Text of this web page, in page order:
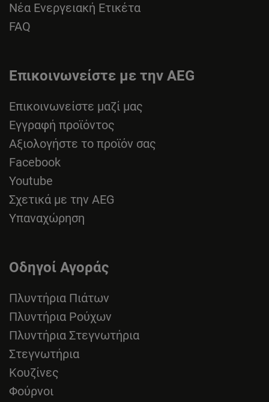
Νέα Ενεργειακή Ετικέτα
FAQ
Επικοινωνείστε με την AEG
Επικοινωνείστε μαζί μας
Εγγραφή προϊόντος
Αξιολογήστε το προϊόν σας
Facebook
Youtube
Σχετικά με την AEG
Υπαναχώρηση
Οδηγοί Αγοράς
Πλυντήρια Πιάτων
Πλυντήρια Ρούχων
Πλυντήρια Στεγνωτήρια
Στεγνωτήρια
Κουζίνες
Φούρνοι